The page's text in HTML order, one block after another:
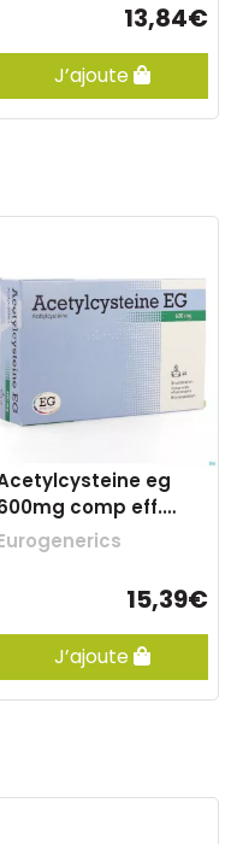
13,84€
J’ajoute
eg
comp eff.
15,39€
J’ajoute